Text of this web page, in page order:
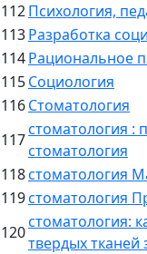
112Психология,
113Разработка
114Рациональное
115Социология
116Стоматология
117
стоматология :
стоматология
118стоматология
119стоматология
120
стоматология:
твердых тканей